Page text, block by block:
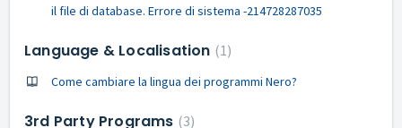
il file di database. Errore di sistema -214728287035
Language & Localisation 1
Come cambiare la lingua dei programmi Nero?
3rd Party Programs 3